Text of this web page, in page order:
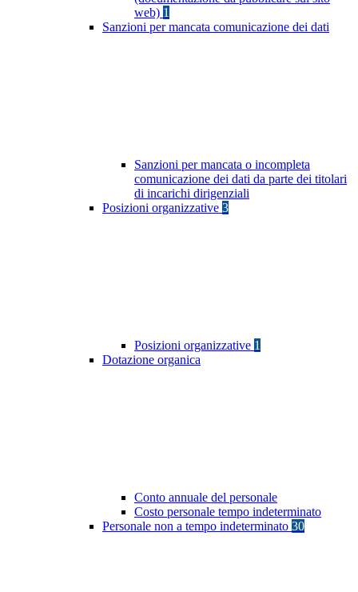
web) 1
Sanzioni per mancata comunicazione dei dati
Sanzioni per mancata o incompleta
comunicazione dei dati da parte dei titolari
di incarichi dirigenziali
Posizioni organizzative 3
Posizioni organizzative 1
Dotazione organica
Conto annuale del personale
Costo personale tempo indeterminato
Personale non a tempo indeterminato 30